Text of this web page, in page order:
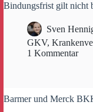
Bindungsfrist gilt nicht
Sven
GKV,
1 Kommentar
Barmer und Merck